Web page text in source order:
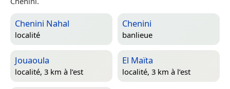
Chenini Nahal
localité
Chenini
banlieue
Jouaoula
localité, 3 km à l’est
El Maïta
localité, 3 km à l’est